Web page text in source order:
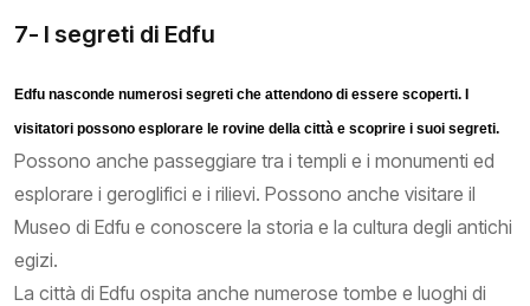
7- I segreti di Edfu
Edfu nasconde numerosi segreti che attendono di essere scoperti. I
visitatori possono esplorare le rovine della città e scoprire i suoi segreti.
Possono anche passeggiare tra i templi e i monumenti ed
esplorare i geroglifici e i rilievi. Possono anche visitare il
Museo di Edfu e conoscere la storia e la cultura degli antichi
egizi.
La città di Edfu ospita anche numerose tombe e luoghi di